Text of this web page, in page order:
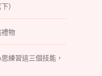
）
物
練習這三個技能，